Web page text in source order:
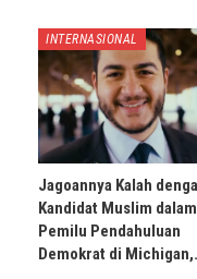
INTERNASIONAL
Jagoannya Kalah
Kandidat Muslim dalam
Pemilu Pendahuluan
Demokrat di